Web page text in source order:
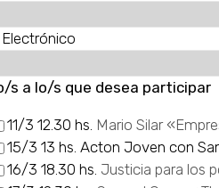
s a lo/s que desea participar
11/3 12.30 hs. Mario Silar
15/3 13 hs. Acton Joven con
16/3 18.30 hs. Justicia para los